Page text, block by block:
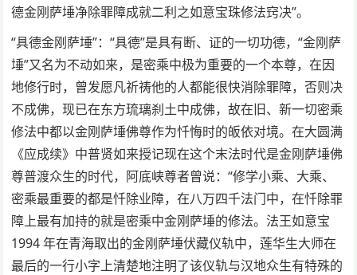
德金刚萨埵净除罪障成就二利之如意宝珠修法窍决”。
“具德金刚萨埵”：“具德”是具有断、证的一切功德，“金刚萨
埵”又名为不动如来，是密乘中极为重要的一个本尊，在因
地修行时，曾发愿凡祈祷他的人都能很快消除罪障，否则决
不成佛，现已在东方琉璃刹土中成佛，故在旧、新一切密乘
修法中都以金刚萨埵佛尊作为忏悔时的皈依对境。在大圆满
《应成续》中普贤如来授记现在这个末法时代是金刚萨埵佛
尊普渡众生的时代，阿底峡尊者曾说：“修学小乘、大乘、
密乘最重要的都是忏除业障，在八万四千法门中，在忏除罪
障上最有加持的就是密乘中金刚萨埵的修法。法王如意宝
1994 年在青海取出的金刚萨埵伏藏仪轨中，莲华生大师在
最后的一行小字上清楚地注明了该仪轨与汉地众生有特殊的